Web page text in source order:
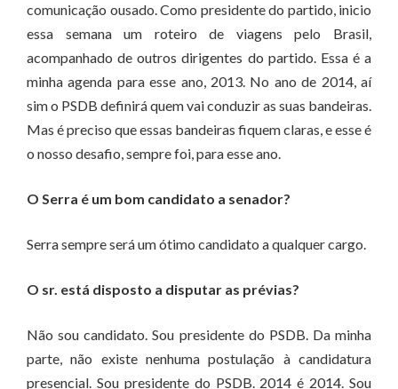
comunicação ousado. Como presidente do partido, inicio
essa semana um roteiro de viagens pelo Brasil,
acompanhado de outros dirigentes do partido. Essa é a
minha agenda para esse ano, 2013. No ano de 2014, aí
sim o PSDB definirá quem vai conduzir as suas bandeiras.
Mas é preciso que essas bandeiras fiquem claras, e esse é
o nosso desafio, sempre foi, para esse ano.
O Serra é um bom candidato a senador?
Serra sempre será um ótimo candidato a qualquer cargo.
O sr. está disposto a disputar as prévias?
Não sou candidato. Sou presidente do PSDB. Da minha
parte, não existe nenhuma postulação à candidatura
presencial. Sou presidente do PSDB. 2014 é 2014. Sou